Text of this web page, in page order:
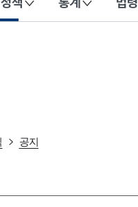
리집입니다.
공지